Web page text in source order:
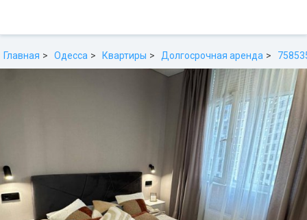
Главная Одесса Квартиры Долгосрочная аренда